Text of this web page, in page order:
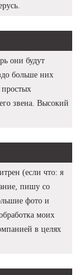
они будут
больше них
простых
звена. Высокий
(если что: я
пишу со
фото и
моих
в целях